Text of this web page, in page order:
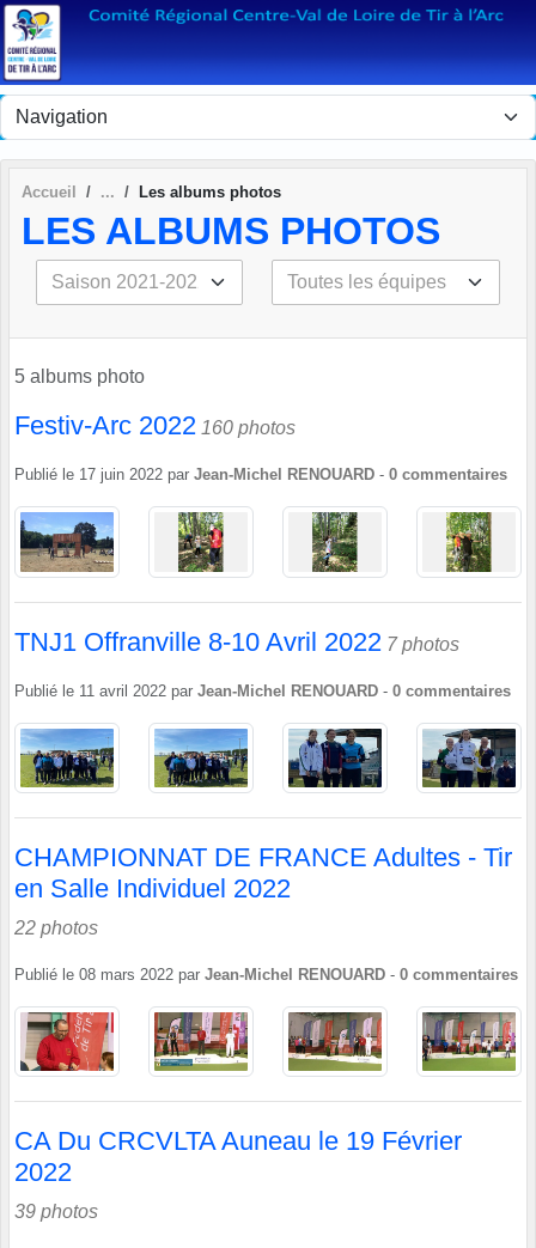
Accueil Les albums photos
LES ALBUMS PHOTOS
5 albums photo
Festiv-Arc 2022 160 photos
Publié le 17 juin 2022 par Jean-Michel RENOUARD - 0 commentaires
TNJ1 Offranville 8-10 Avril 2022 7 photos
Publié le 11 avril 2022 par Jean-Michel RENOUARD - 0 commentaires
CHAMPIONNAT DE FRANCE Adultes - Tir
en Salle Individuel 2022
22 photos
Publié le 08 mars 2022 par Jean-Michel RENOUARD - 0 commentaires
CA Du CRCVLTA Auneau le 19 Février
2022
39 photos
Panneau de gestion des cookies